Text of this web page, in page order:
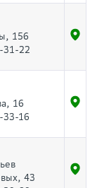
156
31-22
16
16
43